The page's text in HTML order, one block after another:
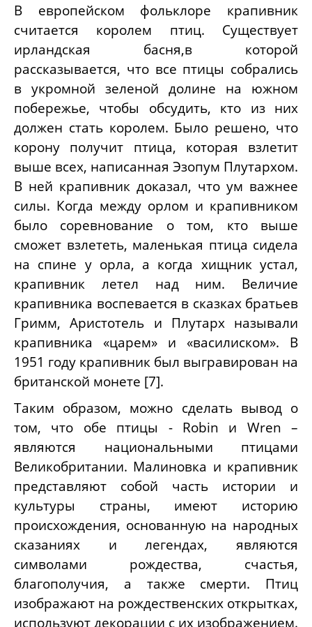
В европейском фольклоре крапивник
считается королем птиц. Существует
ирландская басня,в которой
рассказывается, что все птицы собрались
в укромной зеленой долине на южном
побережье, чтобы обсудить, кто из них
должен стать королем. Было решено, что
корону получит птица, которая взлетит
выше всех, написанная Эзопум Плутархом.
В ней крапивник доказал, что ум важнее
силы. Когда между орлом и крапивником
было соревнование о том, кто выше
сможет взлететь, маленькая птица сидела
на спине у орла, а когда хищник устал,
крапивник летел над ним. Величие
крапивника воспевается в сказках братьев
Гримм, Аристотель и Плутарх называли
крапивника «царем» и «василиском». В
1951 году крапивник был выгравирован на
британской монете [7].
Таким образом, можно сделать вывод о
том, что обе птицы - Robin и Wren –
являются национальными птицами
Великобритании. Малиновка и крапивник
представляют собой часть истории и
культуры страны, имеют историю
происхождения, основанную на народных
сказаниях и легендах, являются
символами рождества, счастья,
благополучия, а также смерти. Птиц
изображают на рождественских открытках,
используют декорации с их изображением.